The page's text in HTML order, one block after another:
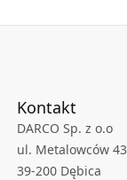
Kontakt
DARCO Sp. z o.o
ul. Metalowców 43
39-200 Dębica